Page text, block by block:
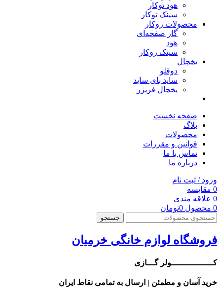
هود توکار
سینک توکار
محصولات روکار
گاز صفحه‌ای
هود
سینک روکار
یخچال
دوقلو
ساید بای ساید
یخچال فریزر
صفحه نخست
بلاگ
محصولات
قوانین و مقررات
تماس با ما
درباره ما
ورود / ثبت نام
0 مقایسه
0 علاقه مندی
0 محصول 0تومان
جستجو
فروشگاه لوازم خانگی خرمیان
کـــــــــــــــــولر گـــازی
خرید آسان و مطمئن | ارسال به تمامی نقاط ایران